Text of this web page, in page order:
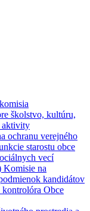
školstvo, kultúru,
aktivity
ochranu verejného
starostu obce
vecí
Komisie na
kandidátov
Obce